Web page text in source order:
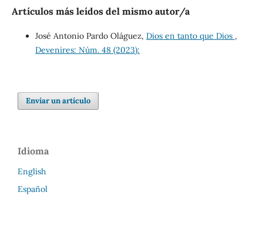
Artículos más leídos del mismo autor/a
José Antonio Pardo Oláguez, Dios en tanto que Dios ,
Devenires: Núm. 48 (2023):
Enviar un artículo
Idioma
English
Español